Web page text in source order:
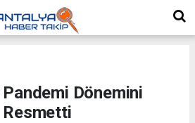
Dönemini
Resmetti